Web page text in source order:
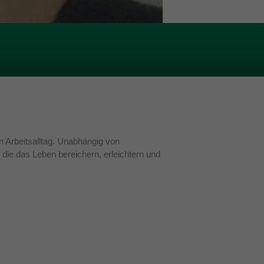
Arbeitsalltag. Unabhängig von
das Leben bereichern, erleichtern und